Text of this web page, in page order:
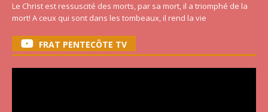
Le Christ est ressuscité des morts, par sa mort, il a triomphé de la
mort! A ceux qui sont dans les tombeaux, il rend la vie
FRAT PENTECÔTE TV